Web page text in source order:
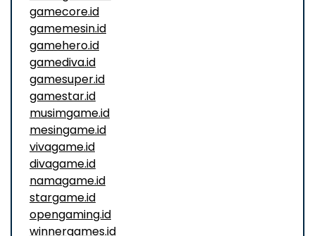
gamecore.id
gamemesin.id
gamehero.id
gamediva.id
gamesuper.id
gamestar.id
musimgame.id
mesingame.id
vivagame.id
divagame.id
namagame.id
stargame.id
opengaming.id
winnergames.id